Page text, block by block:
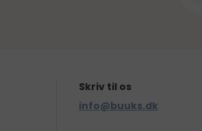
Skriv til os
info@buuks.dk